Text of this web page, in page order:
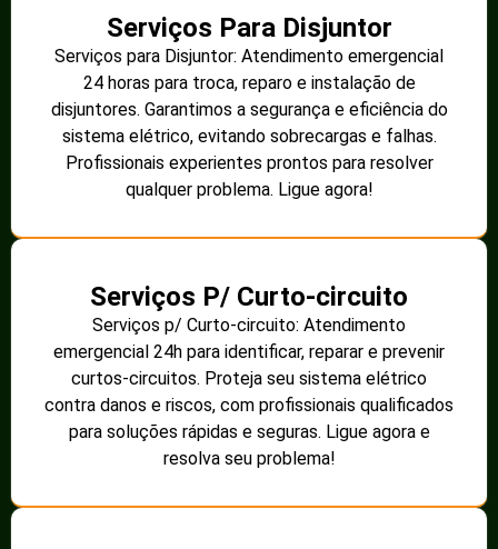
Serviços Para Disjuntor
Serviços para Disjuntor: Atendimento emergencial
24 horas para troca, reparo e instalação de
disjuntores. Garantimos a segurança e eficiência do
sistema elétrico, evitando sobrecargas e falhas.
Profissionais experientes prontos para resolver
qualquer problema. Ligue agora!
Serviços P/ Curto-circuito
Serviços p/ Curto-circuito: Atendimento
emergencial 24h para identificar, reparar e prevenir
curtos-circuitos. Proteja seu sistema elétrico
contra danos e riscos, com profissionais qualificados
para soluções rápidas e seguras. Ligue agora e
resolva seu problema!